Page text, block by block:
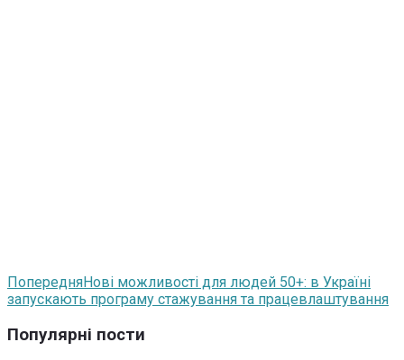
ПопередняНові можливості для людей 50+: в Україні
запускають програму стажування та працевлаштування
Популярні пости